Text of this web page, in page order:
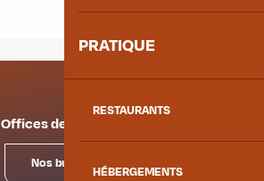
PRATIQUE
RESTAURANTS
HÉBERGEMENTS
Offices de tourisme
Nos bureaux